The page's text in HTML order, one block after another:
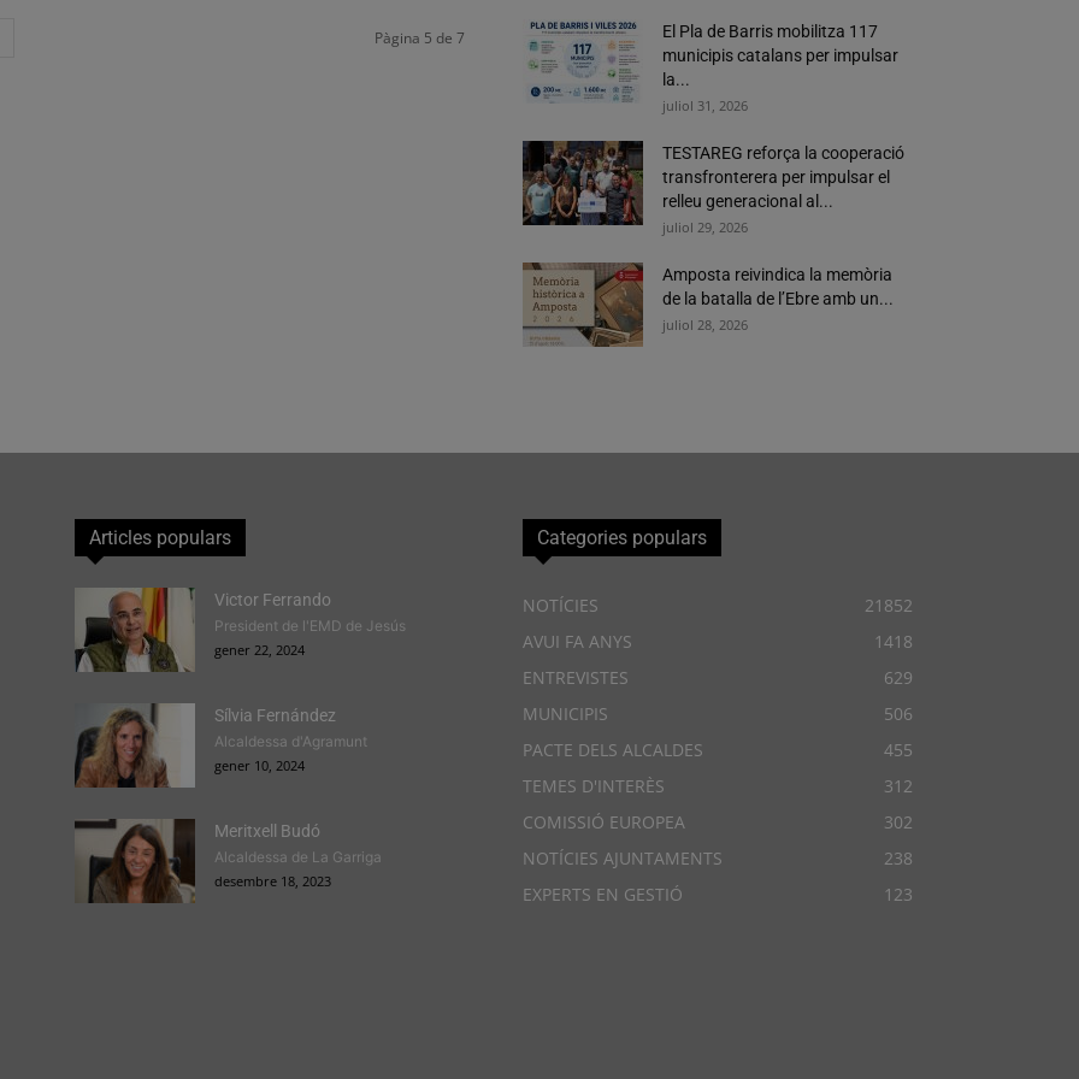
Pàgina 5 de 7
El Pla de Barris mobilitza 117
municipis catalans per impulsar
la...
juliol 31, 2026
TESTAREG reforça la cooperació
transfronterera per impulsar el
relleu generacional al...
juliol 29, 2026
Amposta reivindica la memòria
de la batalla de l’Ebre amb un...
juliol 28, 2026
Articles populars
Victor Ferrando
President de l'EMD de Jesús
gener 22, 2024
Sílvia Fernández
Alcaldessa d'Agramunt
gener 10, 2024
Meritxell Budó
Alcaldessa de La Garriga
desembre 18, 2023
Categories populars
NOTÍCIES
21852
AVUI FA ANYS
1418
ENTREVISTES
629
MUNICIPIS
506
PACTE DELS ALCALDES
455
TEMES D'INTERÈS
312
COMISSIÓ EUROPEA
302
NOTÍCIES AJUNTAMENTS
238
EXPERTS EN GESTIÓ
123